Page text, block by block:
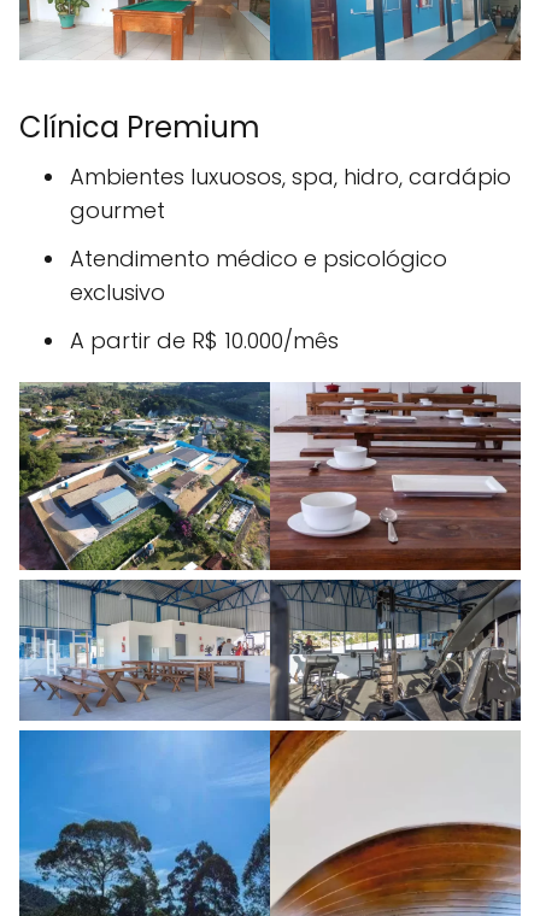
Clínica Premium
Ambientes luxuosos, spa, hidro, cardápio
gourmet
Atendimento médico e psicológico
exclusivo
A partir de R$ 10.000/mês